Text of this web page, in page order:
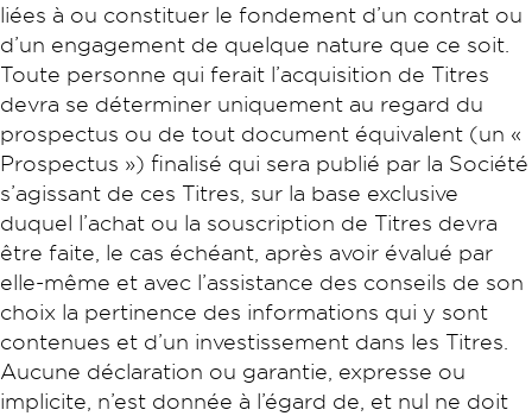
liées à ou constituer le fondement d’un contrat ou
d’un engagement de quelque nature que ce soit.
Toute personne qui ferait l’acquisition de Titres
devra se déterminer uniquement au regard du
prospectus ou de tout document équivalent (un «
Prospectus ») finalisé qui sera publié par la Société
s’agissant de ces Titres, sur la base exclusive
duquel l’achat ou la souscription de Titres devra
être faite, le cas échéant, après avoir évalué par
elle-même et avec l’assistance des conseils de son
choix la pertinence des informations qui y sont
contenues et d’un investissement dans les Titres.
Aucune déclaration ou garantie, expresse ou
implicite, n’est donnée à l’égard de, et nul ne doit